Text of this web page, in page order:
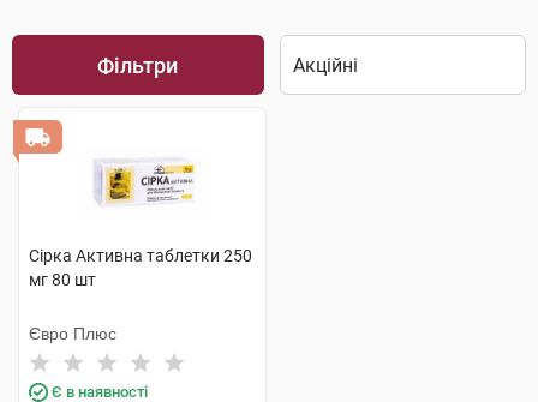
Фільтри
Сірка Активна таблетки 250
мг 80 шт
Євро Плюс
Є в наявності